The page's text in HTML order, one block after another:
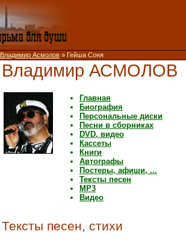
Владимир Асмолов » Гейша Соня
Владимир АСМОЛОВ
Главная
Биография
Персональные диски
Песни в сборниках
DVD, видео
Кассеты
Книги
Автографы
Постеры, афиши, ...
Тексты песен
MP3
Видео
Тексты песен, стихи